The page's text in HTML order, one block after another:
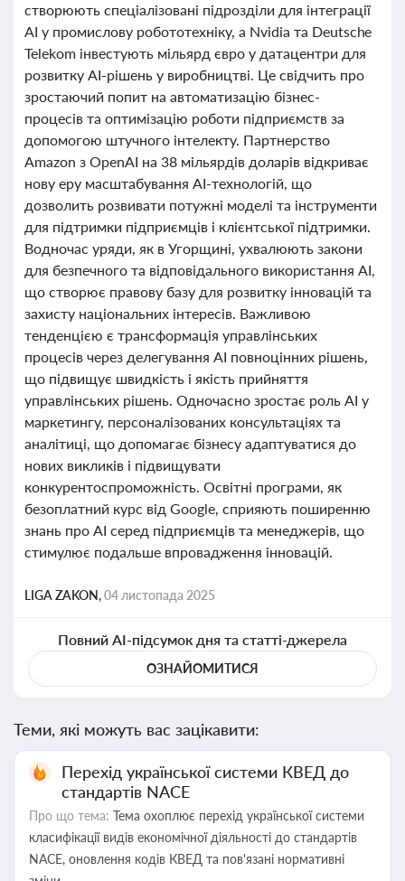
створюють спеціалізовані підрозділи для інтеграції
AI у промислову робототехніку, а Nvidia та Deutsche
Telekom інвестують мільярд євро у датацентри для
розвитку AI-рішень у виробництві. Це свідчить про
зростаючий попит на автоматизацію бізнес-
процесів та оптимізацію роботи підприємств за
допомогою штучного інтелекту. Партнерство
Amazon з OpenAI на 38 мільярдів доларів відкриває
нову еру масштабування AI-технологій, що
дозволить розвивати потужні моделі та інструменти
для підтримки підприємців і клієнтської підтримки.
Водночас уряди, як в Угорщині, ухвалюють закони
для безпечного та відповідального використання AI,
що створює правову базу для розвитку інновацій та
захисту національних інтересів. Важливою
тенденцією є трансформація управлінських
процесів через делегування AI повноцінних рішень,
що підвищує швидкість і якість прийняття
управлінських рішень. Одночасно зростає роль AI у
маркетингу, персоналізованих консультаціях та
аналітиці, що допомагає бізнесу адаптуватися до
нових викликів і підвищувати
конкурентоспроможність. Освітні програми, як
безоплатний курс від Google, сприяють поширенню
знань про AI серед підприємців та менеджерів, що
стимулює подальше впровадження інновацій.
LIGA ZAKON,04 листопада 2025
Повний AI-підсумок дня та статті-джерела
ОЗНАЙОМИТИСЯ
Теми, які можуть вас зацікавити:
Перехід української системи КВЕД до
стандартів NACE
Про що тема: Тема охоплює перехід української системи
класифікації видів економічної діяльності до стандартів
NACE, оновлення кодів КВЕД та пов'язані нормативні